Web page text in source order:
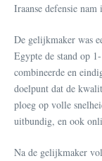
Iraanse defensie
De gelijkmaker was
Egypte de stand op
combineerde en
doelpunt dat de
ploeg op volle
uitbundig, en ook
Na de gelijkmaker